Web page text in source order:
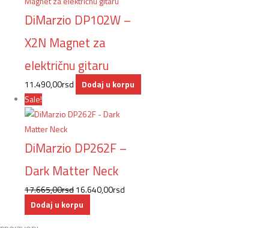
DiMarzio DP102W –
X2N Magnet za
električnu gitaru
11.490,00rsd
Dodaj u korpu
Sale!
DiMarzio DP262F –
Dark Matter Neck
17.665,00rsd 16.640,00rsd
Dodaj u korpu